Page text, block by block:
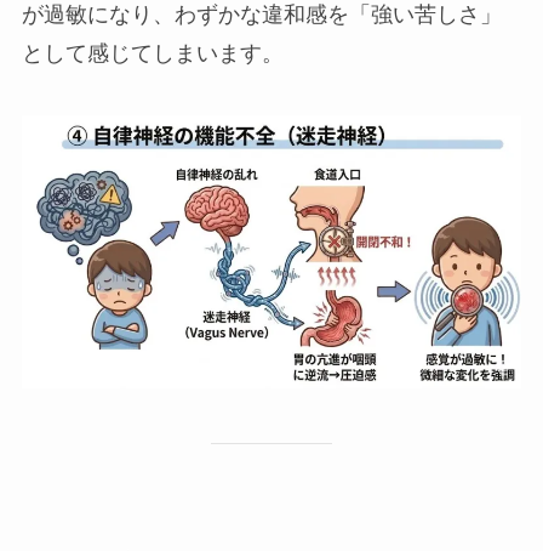
が過敏になり、わずかな違和感を「強い苦しさ」
として感じてしまいます。